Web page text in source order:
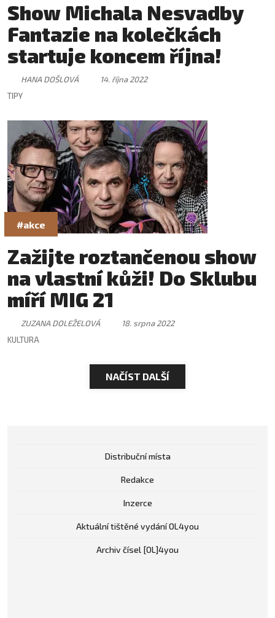
Show Michala Nesvadby
Fantazie na kolečkách
startuje koncem října!
HANA DOŠLOVÁ
14. října 2022
TIPY
#akce
Zažijte roztančenou show
na vlastní kůži! Do Sklubu
míří MIG 21
ZUZANA DOLEŽELOVÁ
18. srpna 2022
KULTURA
NAČÍST DALŠÍ
Distribuční místa
Redakce
Inzerce
Aktuální tištěné vydání OL4you
Archiv čísel [OL]4you